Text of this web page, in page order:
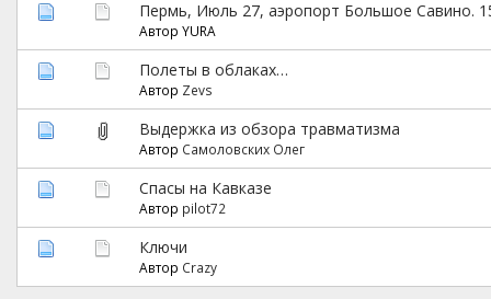
Пермь, Июль 27, аэропорт Большое Савино.
Автор YURA
Полеты в облаках…
Автор Zevs
Выдержка из обзора травматизма
Автор Самоловских Олег
Спасы на Кавказе
Автор pilot72
Ключи
Автор Crazy